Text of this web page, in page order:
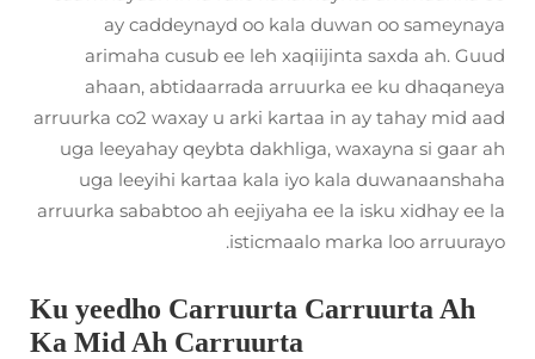
ay caddeynayd oo kala duwan oo sameynaya
arimaha cusub ee leh xaqiijinta saxda ah. Guud
ahaan, abtidaarrada arruurka ee ku dhaqaneya
arruurka co2 waxay u arki kartaa in ay tahay mid aad
uga leeyahay qeybta dakhliga, waxayna si gaar ah
uga leeyihi kartaa kala iyo kala duwanaanshaha
arruurka sababtoo ah eejiyaha ee la isku xidhay ee la
isticmaalo marka loo arruurayo.
Ku yeedho Carruurta Carruurta Ah
Ka Mid Ah Carruurta